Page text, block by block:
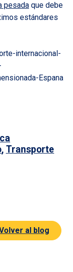
pesada que debe
estándares
, Transporte
al blog